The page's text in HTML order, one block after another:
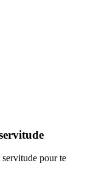
pour te